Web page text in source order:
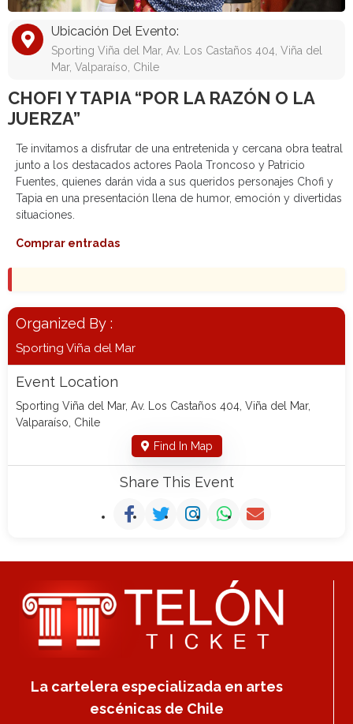
Ubicación Del Evento:
Sporting Viña del Mar, Av. Los Castaños 404, Viña del
Mar, Valparaíso, Chile
CHOFI Y TAPIA “POR LA RAZÓN O LA
JUERZA”
Te invitamos a disfrutar de una entretenida y cercana obra teatral
junto a los destacados actores Paola Troncoso y Patricio
Fuentes, quienes darán vida a sus queridos personajes Chofi y
Tapia en una presentación llena de humor, emoción y divertidas
situaciones.
Comprar entradas
Organized By :
Sporting Viña del Mar
Event Location
Sporting Viña del Mar, Av. Los Castaños 404, Viña del Mar,
Valparaíso, Chile
Find In Map
Share This Event
La cartelera especializada en artes
escénicas de Chile